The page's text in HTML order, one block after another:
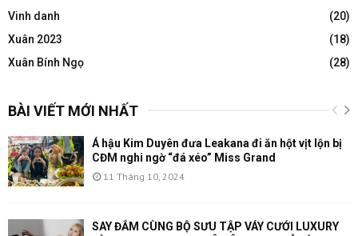
Vinh danh
(20)
Xuân 2023
(18)
Xuân Bính Ngọ
(28)
BÀI VIẾT MỚI NHẤT
Á hậu Kim Duyên đưa Leakana đi ăn hột vịt lộn bị
CĐM nghi ngờ “đá xéo” Miss Grand
11 Tháng 10, 2024
SAY ĐẮM CÙNG BỘ SƯU TẬP VÁY CƯỚI LUXURY